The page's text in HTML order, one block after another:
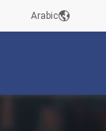
Arabic